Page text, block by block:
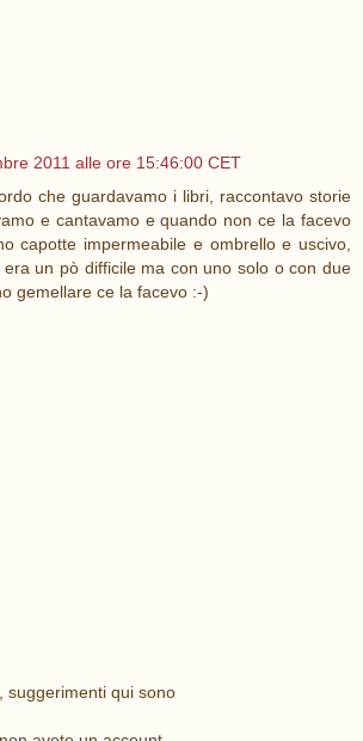
2011 alle ore 15:46:00 CET
che guardavamo i libri, raccontavo storie
e cantavamo e quando non ce la facevo
capotte impermeabile e ombrello e uscivo,
un pò difficile ma con uno solo o con due
gemellare ce la facevo :-)
suggerimenti qui sono